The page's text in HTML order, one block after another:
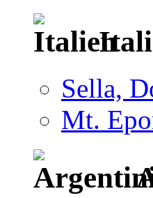
Sella,
Mt.